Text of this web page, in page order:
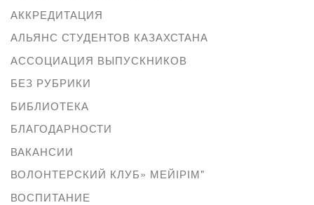
АККРЕДИТАЦИЯ
АЛЬЯНС СТУДЕНТОВ КАЗАХСТАНА
АССОЦИАЦИЯ ВЫПУСКНИКОВ
БЕЗ РУБРИКИ
БИБЛИОТЕКА
БЛАГОДАРНОСТИ
ВАКАНСИИ
ВОЛОНТЕРСКИЙ КЛУБ» МЕЙІРІМ"
ВОСПИТАНИЕ